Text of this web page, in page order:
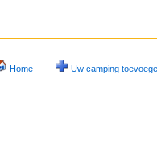
Home Uw camping